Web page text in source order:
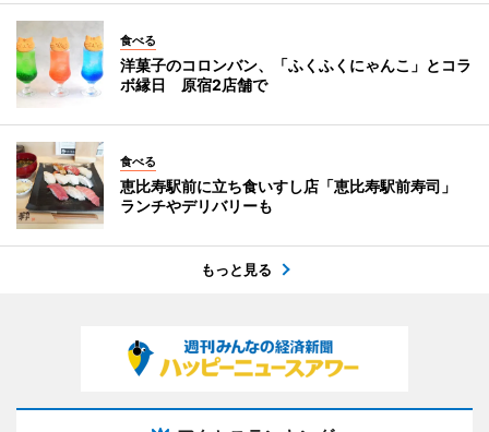
食べる
洋菓子のコロンバン、「ふくふくにゃんこ」とコラ
ボ縁日 原宿2店舗で
食べる
恵比寿駅前に立ち食いすし店「恵比寿駅前寿司」
ランチやデリバリーも
もっと見る